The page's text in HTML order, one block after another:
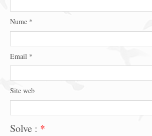
Nume *
Email *
Site web
Solve : *